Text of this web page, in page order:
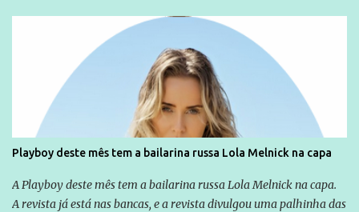
empreendedor da comunicação, que além de informação
cotidiana, corriqueira e cada vez mais preocupantes, do tipo que
você já esta acostumado a ver neste espaço, vou trabalhar a ideia
que possibilite distribuir não só informações, mas que gere de
forma consistente a riqueza do conhecimento... Exemplo: o
cidadão brasileiro não precisa só ser informado sobre operações
da Lava Jato, Reformas que podem retirar ou não direitos, ou
quem vai ser preso ou não; é preciso levar até as pessoas, do mais
simples ao mais burguês, o que diz a nossa Constituição, quais são
seus direitos e deveres em ...
Playboy deste mês tem a bailarina russa Lola Melnick na capa
A Playboy deste mês tem a bailarina russa Lola Melnick na capa.
A revista já está nas bancas, e a revista divulgou uma palhinha das